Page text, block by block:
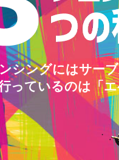
シングにはサー
っているのは「